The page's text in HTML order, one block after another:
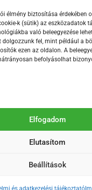
élmény biztosítása érdekében
k (sütik) az eszközadatok
való beleegyezése
dolgozzunk fel, mint például a
ezen az oldalon. A
befolyásolhat
Elfogadom
Elutasítom
Beállítások
és adatkezelési tájékoztató
T
i
k
Média Mecenatúra
jog fenntartva, Érd